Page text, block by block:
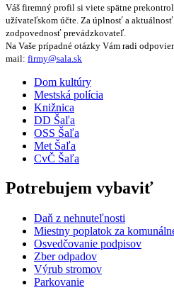
Váš firemný profil si viete spätne
užívateľskom účte. Za úplnosť a
zodpovednosť prevádzkovateľ.
Na Vaše prípadné otázky Vám radi
mail: firmy@sala.sk
Dom kultúry
Mestská polícia
Knižnica
DD Šaľa
OSS Šaľa
Met Šaľa
CvČ Šaľa
Potrebujem vybaviť
Daň z nehnuteľnosti
Miestny poplatok za
Osvedčovanie podpisov
Zber odpadov
Výrub stromov
Parkovanie